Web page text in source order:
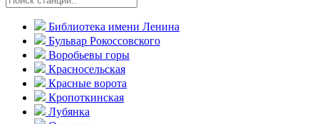
Библиотека имени Ленина
Бульвар Рокоссовского
Воробьевы горы
Красно­сельская
Красные ворота
Кропоткинс­кая
Лубянка